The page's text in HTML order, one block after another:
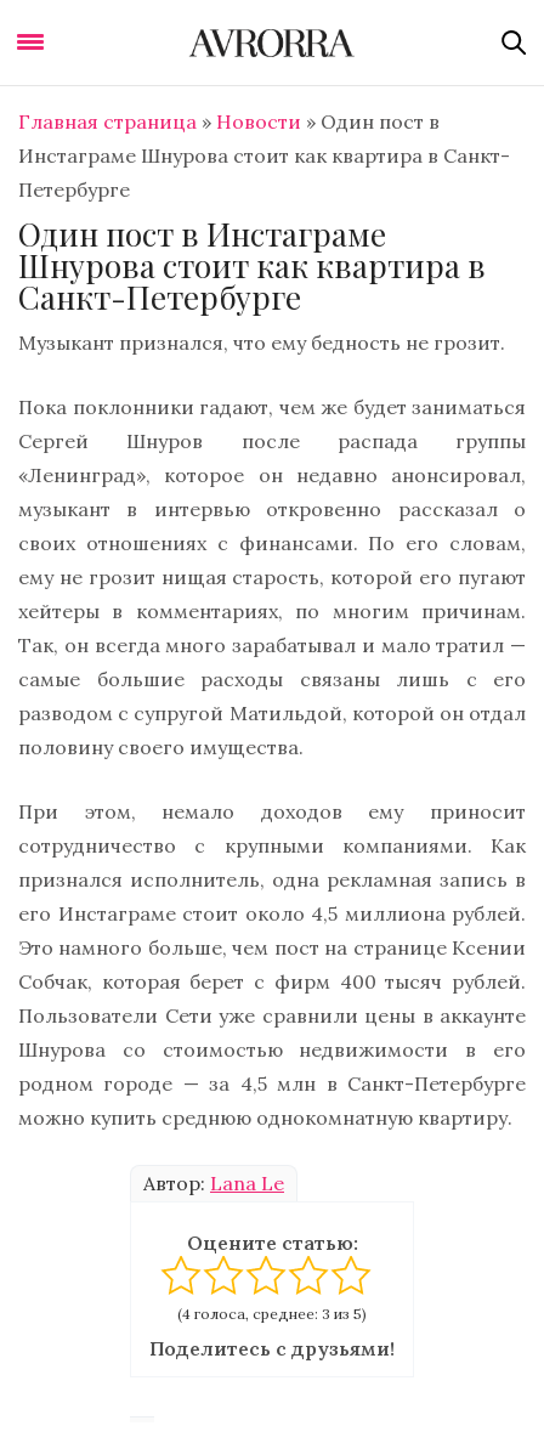
Главная страница » Новости » Один пост в
Инстаграме Шнурова стоит как квартира в Санкт-
Петербурге
Один пост в Инстаграме
Шнурова стоит как квартира в
Санкт-Петербурге
Музыкант признался, что ему бедность не грозит.
Пока поклонники гадают, чем же будет заниматься
Сергей Шнуров после распада группы
«Ленинград», которое он недавно анонсировал,
музыкант в интервью откровенно рассказал о
своих отношениях с финансами. По его словам,
ему не грозит нищая старость, которой его пугают
хейтеры в комментариях, по многим причинам.
Так, он всегда много зарабатывал и мало тратил —
самые большие расходы связаны лишь с его
разводом с супругой Матильдой, которой он отдал
половину своего имущества.
При этом, немало доходов ему приносит
сотрудничество с крупными компаниями. Как
признался исполнитель, одна рекламная запись в
его Инстаграме стоит около 4,5 миллиона рублей.
Это намного больше, чем пост на странице Ксении
Собчак, которая берет с фирм 400 тысяч рублей.
Пользователи Сети уже сравнили цены в аккаунте
Шнурова со стоимостью недвижимости в его
родном городе — за 4,5 млн в Санкт-Петербурге
можно купить среднюю однокомнатную квартиру.
Автор: Lana Le
Оцените статью:
(4 голоса, среднее: 3 из 5)
Поделитесь с друзьями!